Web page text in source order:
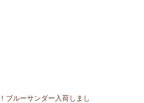
ブルーサンダー入荷しまし